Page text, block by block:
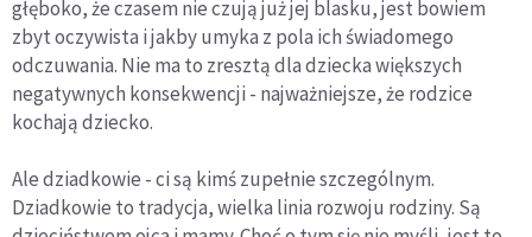
głęboko, że czasem nie czują już jej blasku, jest bowiem
zbyt oczywista i jakby umyka z pola ich świadomego
odczuwania. Nie ma to zresztą dla dziecka większych
negatywnych konsekwencji - najważniejsze, że rodzice
kochają dziecko.
Ale dziadkowie - ci są kimś zupełnie szczególnym.
Dziadkowie to tradycja, wielka linia rozwoju rodziny. Są